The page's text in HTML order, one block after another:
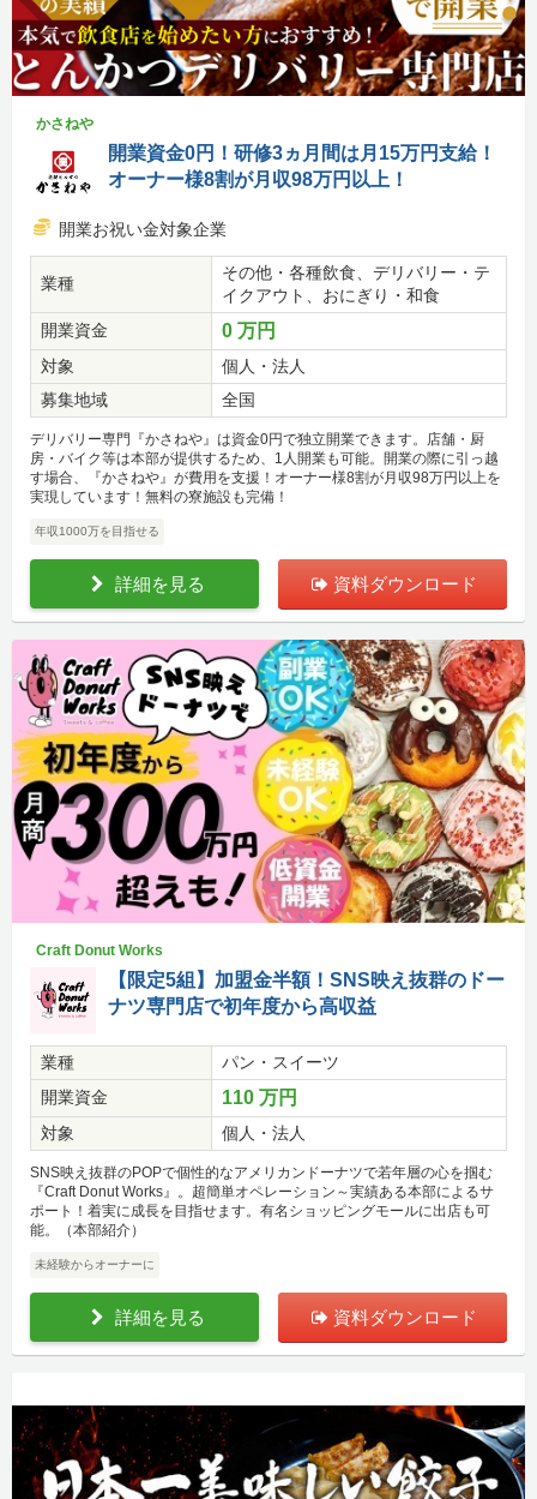
かさねや
開業資金0円！研修3ヵ月間は月15万円支給！
オーナー様8割が月収98万円以上！
開業お祝い金対象企業
業種
その他・各種飲食、デリバリー・テ
イクアウト、おにぎり・和食
開業資金
0 万円
対象
個人・法人
募集地域
全国
デリバリー専門『かさねや』は資金0円で独立開業できます。店舗・厨
房・バイク等は本部が提供するため、1人開業も可能。開業の際に引っ越
す場合、『かさねや』が費用を支援！オーナー様8割が月収98万円以上を
実現しています！無料の寮施設も完備！
年収1000万を目指せる
詳細を見る 資料ダウンロード
Craft Donut Works
【限定5組】加盟金半額！SNS映え抜群のドー
ナツ専門店で初年度から高収益
業種
パン・スイーツ
開業資金
110 万円
対象 個人・法人
SNS映え抜群のPOPで個性的なアメリカンドーナツで若年層の心を掴む
『Craft Donut Works』。超簡単オペレーション～実績ある本部によるサ
ポート！着実に成長を目指せます。有名ショッピングモールに出店も可
能。（本部紹介）
未経験からオーナーに
詳細を見る 資料ダウンロード